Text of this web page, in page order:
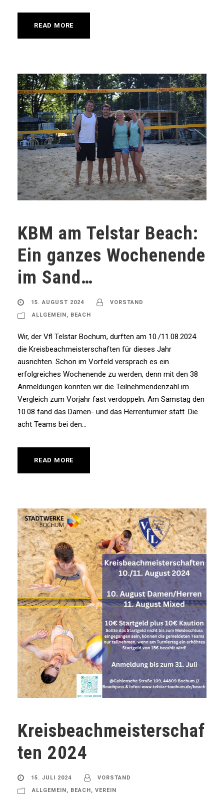
READ MORE
KBM am Telstar Beach:
Ein ganzes Wochenende
im Sand…
15. AUGUST 2024
VORSTAND
ALLGEMEIN
BEACH
Wir, der Vfl Telstar Bochum, durften am 10./11.08.2024
die Kreisbeachmeisterschaften für dieses Jahr
ausrichten. Schon im Vorfeld versprach es ein
erfolgreiches Wochenende zu werden, denn mit den 38
Anmeldungen konnten wir die Teilnehmendenzahl im
Vergleich zum Vorjahr fast verdoppeln. Am Samstag den
10.08 fand das Damen- und das Herrenturnier statt. Die
acht Teams bei den...
READ MORE
Kreisbeachmeisterschaf
ten 2024
15. JULI 2024
VORSTAND
ALLGEMEIN
BEACH VEREIN